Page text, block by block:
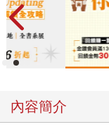
內容簡介